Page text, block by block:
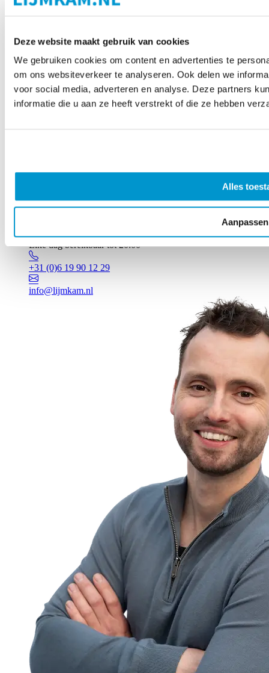
Deze website maakt gebruik van cookies
We gebruiken cookies om content en advertenties te
om ons websiteverkeer te analyseren. Ook delen we
voor social media, adverteren en analyse. Deze partners
informatie die u aan ze heeft verstrekt of die ze hebben
Alles
Aanpassen
Elke dag bereikbaar tot 20:00
+31 (0)6 19 90 12 29
info@lijmkam.nl